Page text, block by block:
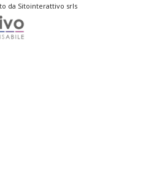
da Sitointerattivo srls